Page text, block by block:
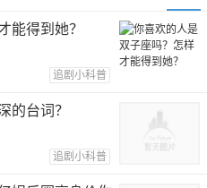
能得到她？
追剧小科普
的台词？
追剧小科普